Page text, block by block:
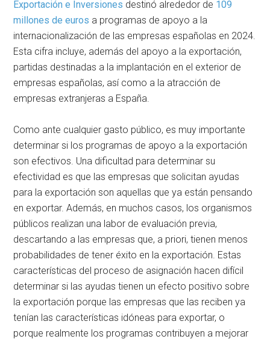
Exportación e Inversiones destinó alrededor de 109
millones de euros a programas de apoyo a la
internacionalización de las empresas españolas en 2024.
Esta cifra incluye, además del apoyo a la exportación,
partidas destinadas a la implantación en el exterior de
empresas españolas, así como a la atracción de
empresas extranjeras a España.
Como ante cualquier gasto público, es muy importante
determinar si los programas de apoyo a la exportación
son efectivos. Una dificultad para determinar su
efectividad es que las empresas que solicitan ayudas
para la exportación son aquellas que ya están pensando
en exportar. Además, en muchos casos, los organismos
públicos realizan una labor de evaluación previa,
descartando a las empresas que, a priori, tienen menos
probabilidades de tener éxito en la exportación. Estas
características del proceso de asignación hacen difícil
determinar si las ayudas tienen un efecto positivo sobre
la exportación porque las empresas que las reciben ya
tenían las características idóneas para exportar, o
porque realmente los programas contribuyen a mejorar